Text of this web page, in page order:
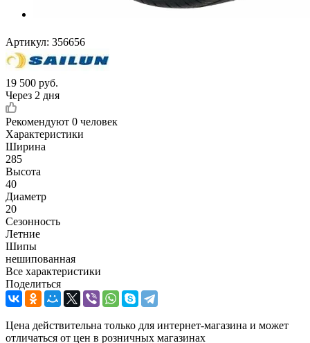
Артикул: 356656
19 500 руб.
Через 2 дня
Рекомендуют 0 человек
Характеристики
Ширина
285
Высота
40
Диаметр
20
Сезонность
Летние
Шипы
нешипованная
Все характеристики
Поделиться
Цена действительна только для интернет-магазина и может
отличаться от цен в розничных магазинах